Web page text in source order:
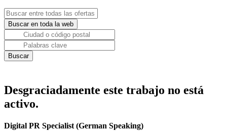
Desgraciadamente este trabajo no está
activo.
Digital PR Specialist (German Speaking)